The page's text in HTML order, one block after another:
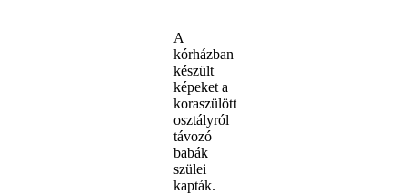
A
kórházban
készült
képeket a
koraszülött
osztályról
távozó
babák
szülei
kapták.